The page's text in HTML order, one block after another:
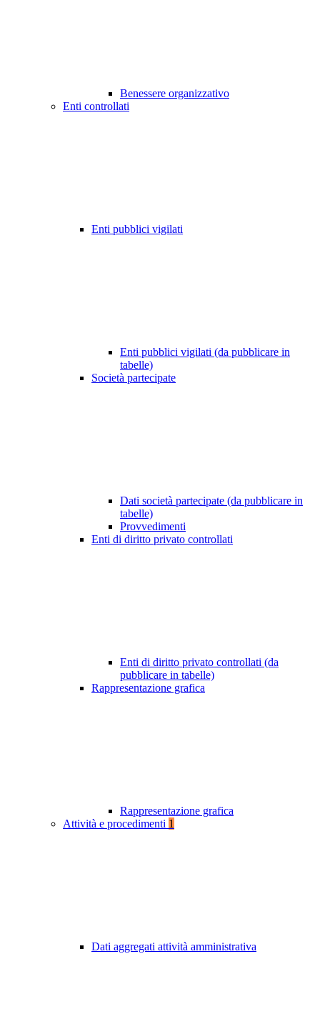
Benessere organizzativo
Enti controllati
Enti pubblici vigilati
Enti pubblici vigilati (da pubblicare in
tabelle)
Società partecipate
Dati società partecipate (da pubblicare in
tabelle)
Provvedimenti
Enti di diritto privato controllati
Enti di diritto privato controllati (da
pubblicare in tabelle)
Rappresentazione grafica
Rappresentazione grafica
Attività e procedimenti 1
Dati aggregati attività amministrativa